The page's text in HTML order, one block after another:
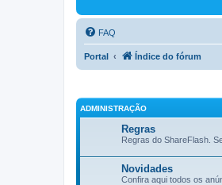
FAQ
Portal Índice do fórum
ADMINISTRAÇÃO
Regras
Regras do ShareFlash.
Novidades
Confira aqui todos os